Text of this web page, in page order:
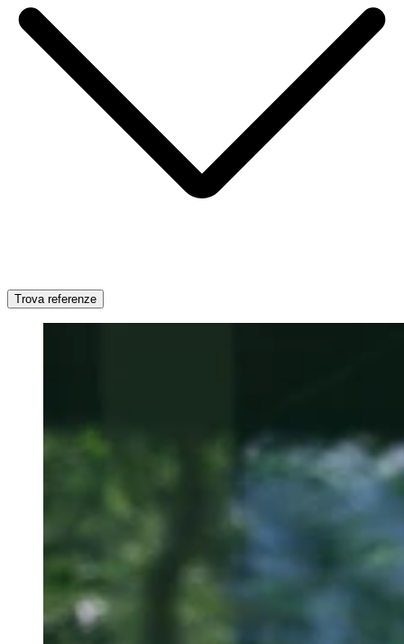
Trova referenze